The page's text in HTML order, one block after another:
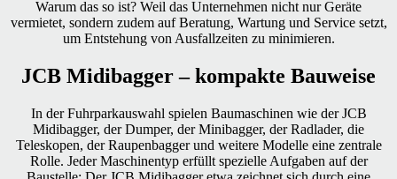
Warum das so ist? Weil das Unternehmen nicht nur Geräte
vermietet, sondern zudem auf Beratung, Wartung und Service setzt,
um Entstehung von Ausfallzeiten zu minimieren.
JCB Midibagger – kompakte Bauweise
In der Fuhrparkauswahl spielen Baumaschinen wie der JCB
Midibagger, der Dumper, der Minibagger, der Radlader, die
Teleskopen, der Raupenbagger und weitere Modelle eine zentrale
Rolle. Jeder Maschinentyp erfüllt spezielle Aufgaben auf der